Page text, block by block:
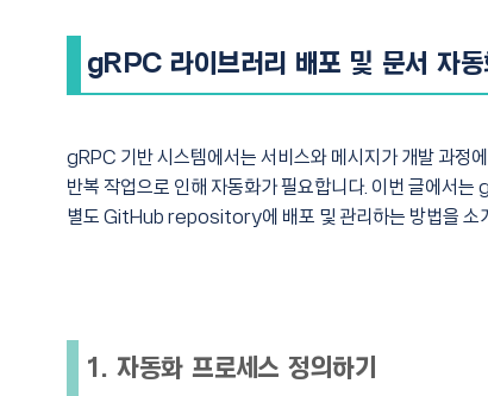
gRPC 라이브러리 배포 및 문서 자동
gRPC 기반 시스템에서는 서비스와 메시지가 개발 과정
반복 작업으로 인해 자동화가 필요합니다. 이번 글에서
별도 GitHub repository에 배포 및 관리하는 방법을 소
1. 자동화 프로세스 정의하기